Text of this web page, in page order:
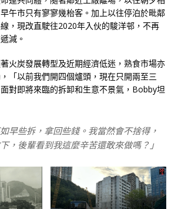
午市只有寥寥幾枱客。加上以往停泊於毗鄰
，現改直駛往2020年入伙的駿洋邨，不再
減。
火炭發展轉型及近期經濟低迷，熟食市場亦
「以前我們開四個爐頭，現在只開兩至三
對即將來臨的拆卸和生意不景氣，Bobby坦
如早些拆，拿回些錢。我當然會不捨得，
，後輩看到我這麼辛苦還敢來做嗎？」